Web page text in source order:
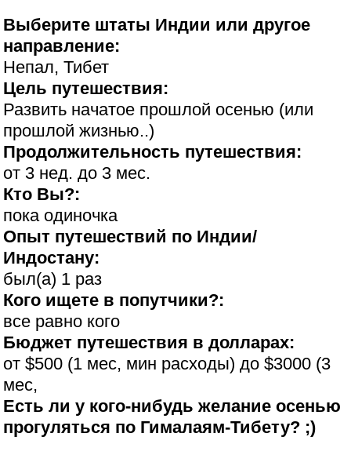
Выберите штаты Индии или другое
направление:
Непал, Тибет
Цель путешествия:
Развить начатое прошлой осенью (или
прошлой жизнью..)
Продолжительность путешествия:
от 3 нед. до 3 мес.
Кто Вы?:
пока одиночка
Опыт путешествий по Индии/
Индостану:
был(а) 1 раз
Кого ищете в попутчики?:
все равно кого
Бюджет путешествия в долларах:
от $500 (1 мес, мин расходы) до $3000 (3
мес,
Есть ли у кого-нибудь желание осенью
прогуляться по Гималаям-Тибету? ;)